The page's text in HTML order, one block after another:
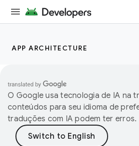
APP ARCHITECTURE
O Google usa tecnologia de IA na
conteúdos para seu idioma de
traduções com IA podem ter erros.